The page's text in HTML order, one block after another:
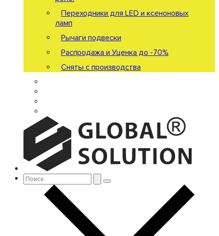
Переходники для LED и ксеноновых
ламп
Рычаги подвески
Распродажа и Уценка до -70%
Сняты с производства